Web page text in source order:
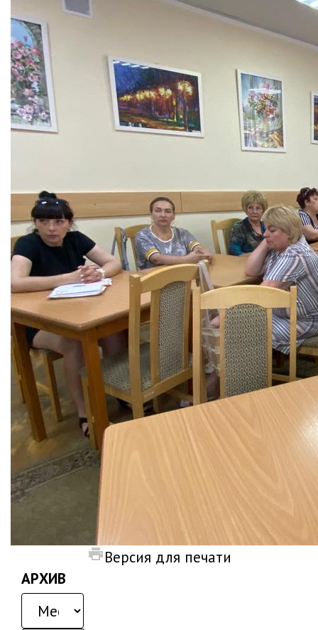
Версия для печати
АРХИВ